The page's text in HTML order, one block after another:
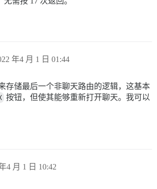
年4 月 1 日 01:44
存储最后一个非聊天路由的逻辑，这基本
按钮，但使其能够重新打开聊天。我可以
4 月 1 日 10:42